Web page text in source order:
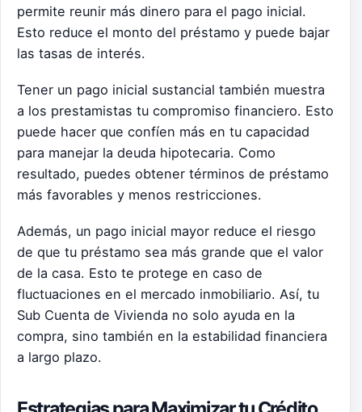
permite reunir más dinero para el pago inicial.
Esto reduce el monto del préstamo y puede bajar
las tasas de interés.
Tener un pago inicial sustancial también muestra
a los prestamistas tu compromiso financiero. Esto
puede hacer que confíen más en tu capacidad
para manejar la deuda hipotecaria. Como
resultado, puedes obtener términos de préstamo
más favorables y menos restricciones.
Además, un pago inicial mayor reduce el riesgo
de que tu préstamo sea más grande que el valor
de la casa. Esto te protege en caso de
fluctuaciones en el mercado inmobiliario. Así, tu
Sub Cuenta de Vivienda no solo ayuda en la
compra, sino también en la estabilidad financiera
a largo plazo.